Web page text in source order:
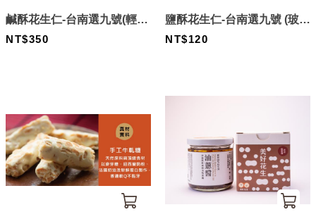
鹹酥花生仁-台南選九號(輕巧
包盒裝30g/10入)
NT$350
鹽酥花生仁-台南選九號 (玻璃
罐裝)
NT$120